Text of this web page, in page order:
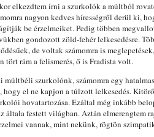
elkezdtem írni a szurkolók a múltból
nagyon kedves hírességről derül ki,
be érzelmeiket. Pedig többen
gondozott zöld-fehér lelkesedésre.
de voltak számomra is
tört rám a felismerés, ő is Fradista volt.
múltbéli szurkolónk, számomra egy
el ne kapjon a túlzott lelkesedés.
hovatartozása. Ezáltal még inkább
általa festett világban. Aztán elmerengtem
vannak, mint nekünk, rögtön